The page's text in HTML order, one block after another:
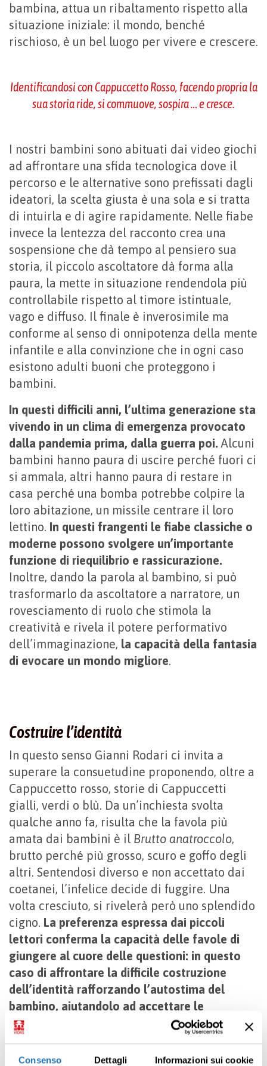
Consenso Dettagli Informazioni sui cookie
bambina, attua un ribaltamento rispetto alla
situazione iniziale: il mondo, benché
rischioso, è un bel luogo per vivere e crescere.
Identificandosi con Cappuccetto Rosso, facendo propria la
sua storia ride, si commuove, sospira … e cresce.
I nostri bambini sono abituati dai video giochi
ad affrontare una sfida tecnologica dove il
percorso e le alternative sono prefissati dagli
ideatori, la scelta giusta è una sola e si tratta
di intuirla e di agire rapidamente. Nelle fiabe
invece la lentezza del racconto crea una
sospensione che dà tempo al pensiero sua
storia, il piccolo ascoltatore dà forma alla
paura, la mette in situazione rendendola più
controllabile rispetto al timore istintuale,
vago e diffuso. Il finale è inverosimile ma
conforme al senso di onnipotenza della mente
infantile e alla convinzione che in ogni caso
esistono adulti buoni che proteggono i
bambini.
In questi difficili anni, l’ultima generazione sta
vivendo in un clima di emergenza provocato
dalla pandemia prima, dalla guerra poi. Alcuni
bambini hanno paura di uscire perché fuori ci
si ammala, altri hanno paura di restare in
casa perché una bomba potrebbe colpire la
loro abitazione, un missile centrare il loro
lettino. In questi frangenti le fiabe classiche o
moderne possono svolgere un’importante
funzione di riequilibrio e rassicurazione.
Inoltre, dando la parola al bambino, si può
trasformarlo da ascoltatore a narratore, un
rovesciamento di ruolo che stimola la
creatività e rivela il potere performativo
dell’immaginazione, la capacità della fantasia
di evocare un mondo migliore.
Costruire l’identità
In questo senso Gianni Rodari ci invita a
superare la consuetudine proponendo, oltre a
Cappuccetto rosso, storie di Cappuccetti
gialli, verdi o blù. Da un’inchiesta svolta
qualche anno fa, risulta che la favola più
amata dai bambini è il Brutto anatroccolo,
brutto perché più grosso, scuro e goffo degli
altri. Sentendosi diverso e non accettato dai
coetanei, l’infelice decide di fuggire. Una
volta cresciuto, si rivelerà però uno splendido
cigno. La preferenza espressa dai piccoli
lettori conferma la capacità delle favole di
giungere al cuore delle questioni: in questo
caso di affrontare la difficile costruzione
dell’identità rafforzando l’autostima del
bambino, aiutandolo ad accettare le
differenze, convincendolo che essere diversi